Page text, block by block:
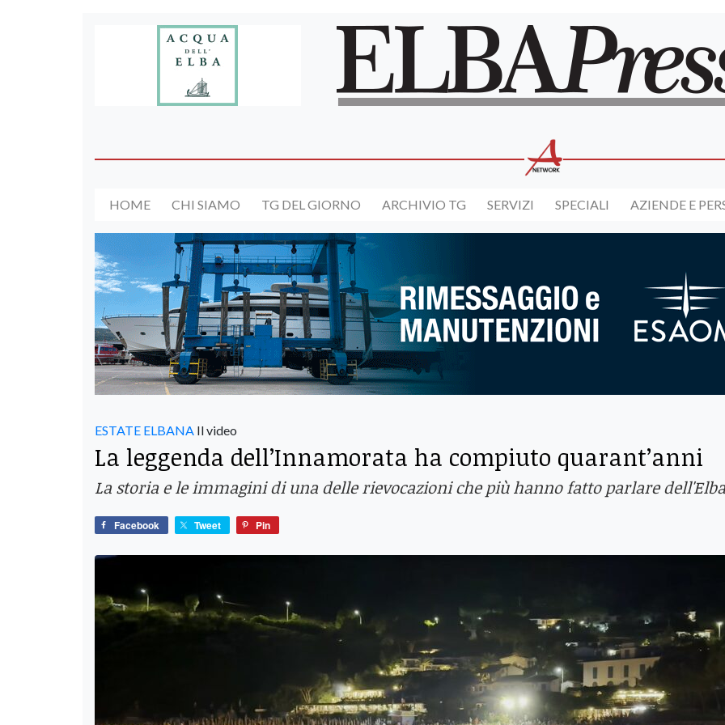
HOME CHI SIAMO TG DEL GIORNO ARCHIVIO TG SERVIZI SPECIALI AZIENDE E
ESTATE ELBANA Il video
La leggenda dell’Innamorata ha compiuto quarant’anni
La storia e le immagini di una delle rievocazioni che più hanno fatto parlare dell'Elba
Facebook Tweet Pin